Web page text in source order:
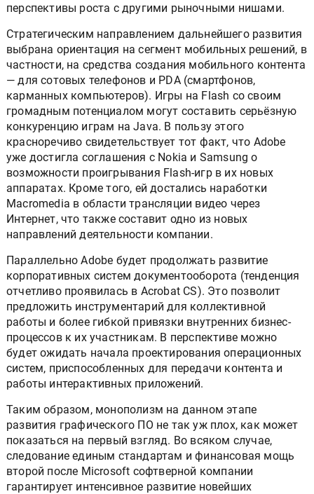
перспективы роста с другими рыночными нишами.
Стратегическим направлением дальнейшего развития
выбрана ориентация на сегмент мобильных решений, в
частности, на средства создания мобильного контента
— для сотовых телефонов и PDA (смартфонов,
карманных компьютеров). Игры на Flash со своим
громадным потенциалом могут составить серьёзную
конкуренцию играм на Java. В пользу этого
красноречиво свидетельствует тот факт, что Adobe
уже достигла соглашения с Nokia и Samsung о
возможности проигрывания Flash-игр в их новых
аппаратах. Кроме того, ей достались наработки
Macromedia в области трансляции видео через
Интернет, что также составит одно из новых
направлений деятельности компании.
Параллельно Adobe будет продолжать развитие
корпоративных систем документооборота (тенденция
отчетливо проявилась в Acrobat CS). Это позволит
предложить инструментарий для коллективной
работы и более гибкой привязки внутренних бизнес-
процессов к их участникам. В перспективе можно
будет ожидать начала проектирования операционных
систем, приспособленных для передачи контента и
работы интерактивных приложений.
Таким образом, монополизм на данном этапе
развития графического ПО не так уж плох, как может
показаться на первый взгляд. Во всяком случае,
следование единым стандартам и финансовая мощь
второй после Microsoft софтверной компании
гарантирует интенсивное развитие новейших